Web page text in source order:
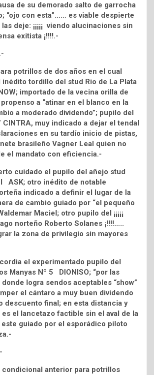
de su demorado salto de garrocha
“ojo con esta”…… es viable despierte
deje: ¡¡¡¡¡ viendo alucinaciones sin
exitista ¡!!!!.-
potrillos de dos años en el cual
inédito tordillo del stud Rio de La Plata
importado de la vecina orilla de
a “atinar en el blanco en la
a moderado dividendo”; pupilo del
CINTRA, muy indicado a dejar el tendal
en su tardío inicio de pistas,
brasileño Vagner Leal quien no
el mandato con eficiencia.-
cuidado el pupilo del añejo stud
ASK; otro inédito de notable
indicado a definir el lugar de la
de cambio guiado por “el pequeño
Maciel; otro pupilo del ¡¡¡¡¡
norteño Roberto Solanes ¡!!!!…..
la zona de privilegio sin mayores
el experimentado pupilo del
Manyas Nº 5 DIONISO; “por las
logra sendos aceptables “show”
el cántaro a muy buen dividendo
descuento final; en esta distancia y
es el lancetazo factible sin el aval de la
guiado por el esporádico piloto
condicional anterior para potrillos